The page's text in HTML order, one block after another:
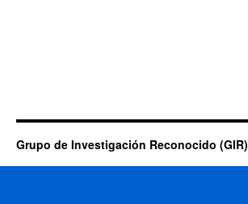
Grupo de Investigación Reconocido (GIR)